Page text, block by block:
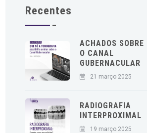
Recentes
ACHADOS SOBRE
O CANAL
GUBERNACULAR
21 março 2025
RADIOGRAFIA
INTERPROXIMAL
19 março 2025